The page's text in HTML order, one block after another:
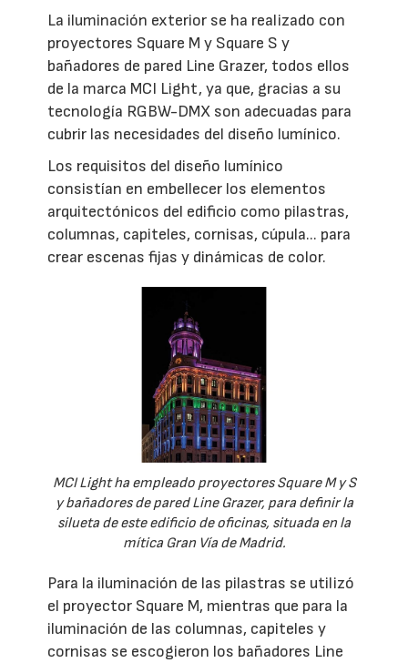
La iluminación exterior se ha realizado con
proyectores Square M y Square S y
bañadores de pared Line Grazer, todos ellos
de la marca MCI Light, ya que, gracias a su
tecnología RGBW-DMX son adecuadas para
cubrir las necesidades del diseño lumínico.
Los requisitos del diseño lumínico
consistían en embellecer los elementos
arquitectónicos del edificio como pilastras,
columnas, capiteles, cornisas, cúpula... para
crear escenas fijas y dinámicas de color.
MCI Light ha empleado proyectores Square M y S
y bañadores de pared Line Grazer, para definir la
silueta de este edificio de oficinas, situada en la
mítica Gran Vía de Madrid.
Para la iluminación de las pilastras se utilizó
el proyector Square M, mientras que para la
iluminación de las columnas, capiteles y
cornisas se escogieron los bañadores Line